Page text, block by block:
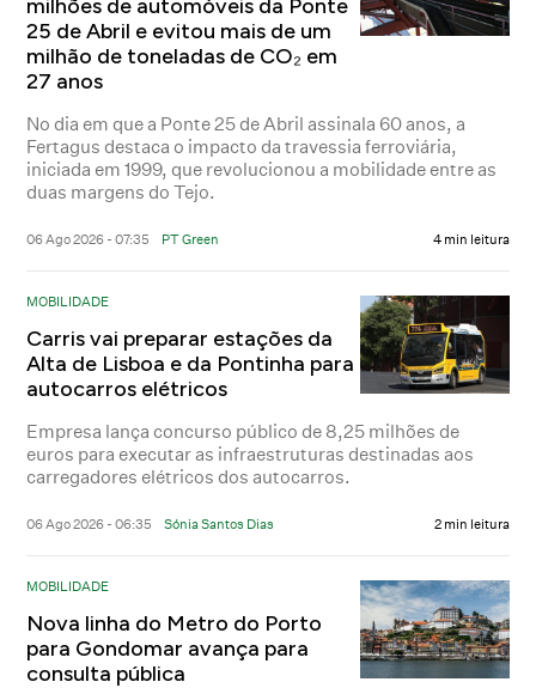
milhões de automóveis da Ponte
25 de Abril e evitou mais de um
milhão de toneladas de CO₂ em
27 anos
No dia em que a Ponte 25 de Abril assinala 60 anos, a
Fertagus destaca o impacto da travessia ferroviária,
iniciada em 1999, que revolucionou a mobilidade entre as
duas margens do Tejo.
06 Ago 2026 - 07:35 PT Green 4 min leitura
MOBILIDADE
Carris vai preparar estações da
Alta de Lisboa e da Pontinha para
autocarros elétricos
Empresa lança concurso público de 8,25 milhões de
euros para executar as infraestruturas destinadas aos
carregadores elétricos dos autocarros.
06 Ago 2026 - 06:35 Sónia Santos Dias 2 min leitura
MOBILIDADE
Nova linha do Metro do Porto
para Gondomar avança para
consulta pública